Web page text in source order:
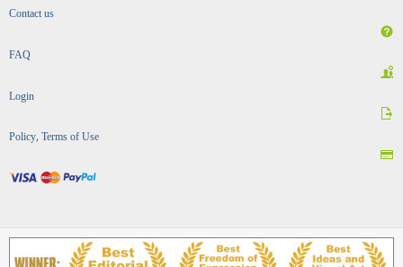
Contact us
FAQ
Login
Policy, Terms of Use